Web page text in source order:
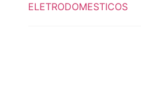
ELETRODOMESTICOS